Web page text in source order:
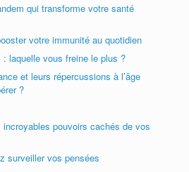
qui transforme votre santé
votre immunité au quotidien
laquelle vous freine le plus ?
et leurs répercussions à l’âge
?
pouvoirs cachés de vos
surveiller vos pensées